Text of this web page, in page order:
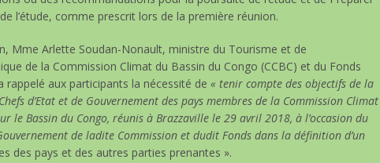
l’étude, comme prescrit lors de la première réunion.
Mme Arlette Soudan-Nonault, ministre du Tourisme et de
de la Commission Climat du Bassin du Congo (CCBC) et du Fonds
rappelé aux participants la nécessité de « tenir compte des objectifs de la
d’Etat et de Gouvernement des pays membres de la Commission Climat
le Bassin du Congo, réunis à Brazzaville le 29 avril 2018, à l’occasion du
de ladite Commission et dudit Fonds dans la définition d’un
des pays et des autres parties prenantes ».